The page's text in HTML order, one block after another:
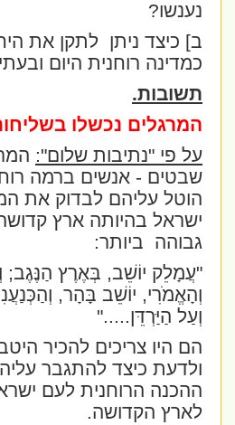
נענשו?
ב] כיצד ניתן לתקן את
כמדינה רוחנית היום
תשובות.
המרגלים נכשלו
על פי "נתיבות שלום":
שבטים - אנשים ברמה
הוטל עליהם לבדוק את
ישראל בהיותה ארץ
גבוהה ביותר:
"עֲמָלֵק יוֹשֵׁב, בְּאֶרֶץ הַנֶּגֶב;
וְהָאֱמֹרִי, יוֹשֵׁב בָּהָר,
וְעַל הַיַּרְדֵּן....."
הם היו צריכים להכיר
ולדעת כיצד להתגבר
ההכנה הרוחנית לעם
לארץ הקדושה.